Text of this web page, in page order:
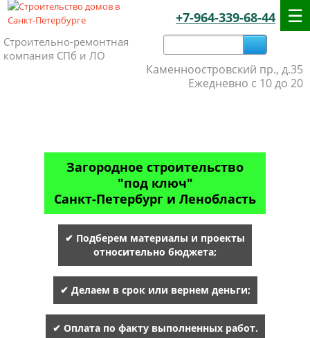
+7-964-339-68-44
Строительно-ремонтная
компания СПб и ЛО
Каменноостровский пр., д.35
Ежедневно с 10 до 20
Загородное строительство
"под ключ"
Санкт-Петербург и Ленобласть
✔ Подберем материалы и проекты
относительно бюджета;
✔ Делаем в срок или вернем деньги;
✔ Оплата по факту выполненных работ.